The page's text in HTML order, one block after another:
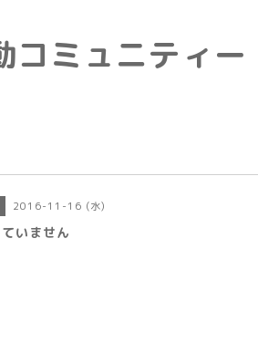
ミュニティー
2016-11-16 (水)
いません